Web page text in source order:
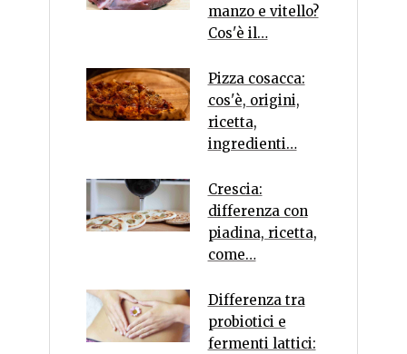
manzo e vitello?
Cos'è il…
Pizza cosacca:
cos'è, origini,
ricetta,
ingredienti…
Crescia:
differenza con
piadina, ricetta,
come…
Differenza tra
probiotici e
fermenti lattici: